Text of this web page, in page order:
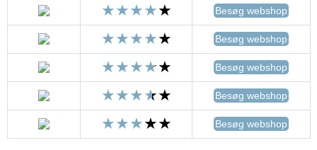
Besøg webshop
Besøg webshop
Besøg webshop
Besøg webshop
Besøg webshop